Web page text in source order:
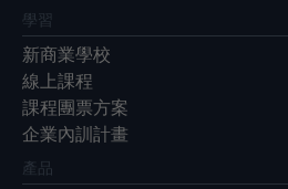
學習
新商業學校
線上課程
課程團票方案
企業內訓計畫
產品